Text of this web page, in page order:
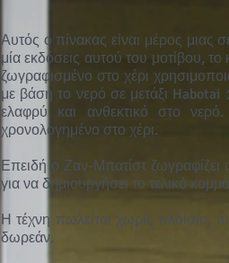
Αυτός ο πίνακας είναι μέρος
μία εκδόσεις αυτού του μοτίβου,
ζωγραφισμένο στο χέρι
με βάση το νερό σε μετάξι
ελαφρύ και ανθεκτικό στο νερό.
χρονολογημένο στο χέρι.
Επειδή ο Ζαν-Μπατίστ ζωγραφίζει
για να δημιουργήσει το τελικό
Η τέχνη πωλείται χωρίς πλαίσιο,
δωρεάν.